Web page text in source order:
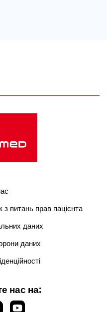
питань прав пацієнта
даних
даних
нас на: